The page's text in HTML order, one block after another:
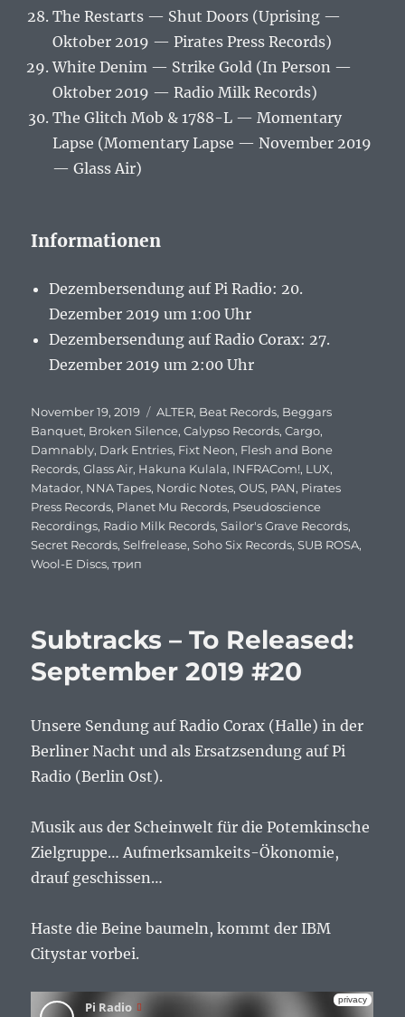
The Restarts — Shut Doors (Uprising —
Oktober 2019 — Pirates Press Records)
White Denim — Strike Gold (In Person —
Oktober 2019 — Radio Milk Records)
The Glitch Mob & 1788-L — Momentary
Lapse (Momentary Lapse — November 2019
— Glass Air)
Informationen
Dezembersendung auf Pi Radio: 20.
Dezember 2019 um 1:00 Uhr
Dezembersendung auf Radio Corax: 27.
Dezember 2019 um 2:00 Uhr
Veröffentlicht
am
November 19, 2019 Schlagwörter
ALTER, Beat Records, Beggars
Banquet, Broken Silence,Calypso Records,Cargo,
Damnably, Dark Entries, Fixt Neon, Flesh and Bone
Records,Glass Air, Hakuna Kulala, INFRACom!, LUX,
Matador, NNA Tapes, Nordic Notes,OUS, PAN, Pirates
Press Records, Planet Mu Records, Pseudoscience
Recordings, Radio Milk Records,Sailor's Grave Records,
Secret Records,Selfrelease,Soho Six Records,SUB ROSA,
Wool-E Discs,трип
Subtracks – To Released:
September 2019 #20
Unsere Sendung auf Radio Corax (Halle) in der
Berliner Nacht und als Ersatzsendung auf Pi
Radio (Berlin Ost).
Musik aus der Scheinwelt für die Potemkinsche
Zielgruppe… Aufmerksamkeits-Ökonomie,
drauf geschissen…
Haste die Beine baumeln, kommt der IBM
Citystar vorbei.